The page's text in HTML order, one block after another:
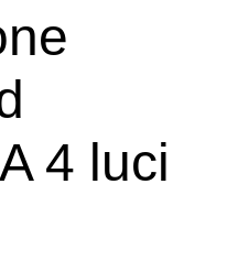
4 luci